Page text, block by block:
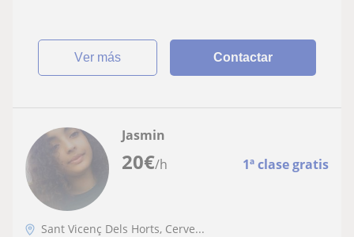
ver más Contactar
20€/h 1ª clase gratis
Jasmin
Sant Vicenç Dels Horts, Cerve...